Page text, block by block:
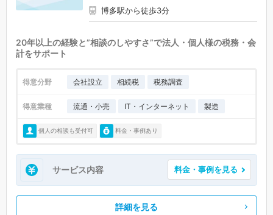
博多駅から徒歩3分
20年以上の経験と”相談のしやすさ”で法人・個人様の税務・会
計をサポート
得意分野 会社設立 相続税 税務調査
得意業種 流通・小売 IT・インターネット 製造
個人の相談も受付可 料金・事例あり
サービス内容 料金・事例を見る
詳細を見る